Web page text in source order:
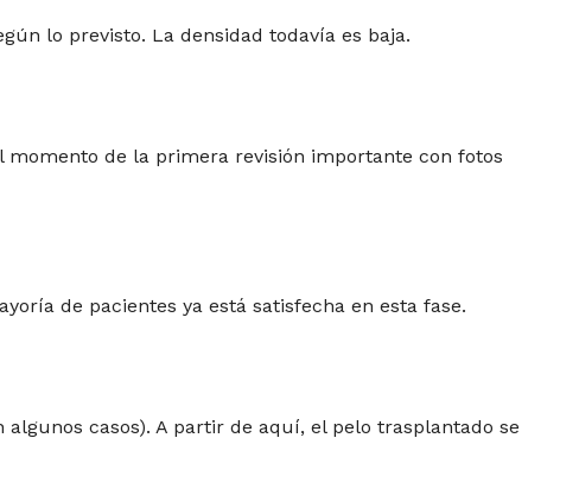
lo previsto. La densidad todavía es baja.
momento de la primera revisión importante con fotos
de pacientes ya está satisfecha en esta fase.
casos). A partir de aquí, el pelo trasplantado se